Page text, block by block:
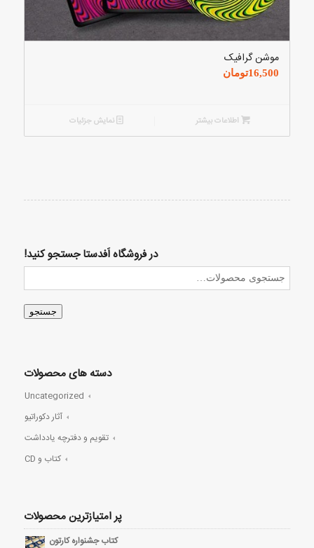
موشن گرافیک
16,500تومان
اطلاعات بیشتر نمایش جزئیات
در فروشگاه اَفدستا جستجو کنید!
جستجو
دسته های محصولات
Uncategorized
آثار دکوراتیو
تقویم و دفترچه یادداشت
کتاب و CD
پر امتیازترین محصولات
کتاب جشنواره کارتون